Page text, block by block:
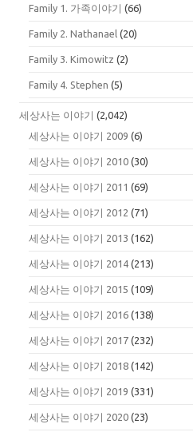
Family 1. 가족이야기 (66)
Family 2. Nathanael (20)
Family 3. Kimowitz (2)
Family 4. Stephen (5)
세상사는 이야기 (2,042)
세상사는 이야기 2009 (6)
세상사는 이야기 2010 (30)
세상사는 이야기 2011 (69)
세상사는 이야기 2012 (71)
세상사는 이야기 2013 (162)
세상사는 이야기 2014 (213)
세상사는 이야기 2015 (109)
세상사는 이야기 2016 (138)
세상사는 이야기 2017 (232)
세상사는 이야기 2018 (142)
세상사는 이야기 2019 (331)
세상사는 이야기 2020 (23)